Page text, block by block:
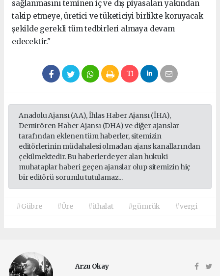
sağlanmasını teminen iç ve dış piyasaları yakından
takip etmeye, üretici ve tüketiciyi birlikte koruyacak
şekilde gerekli tüm tedbirleri almaya devam
edecektir."
Anadolu Ajansı (AA), İhlas Haber Ajansı (İHA),
Demirören Haber Ajansı (DHA) ve diğer ajanslar
tarafından eklenen tüm haberler, sitemizin
editörlerinin müdahalesi olmadan ajans kanallarından
çekilmektedir. Bu haberlerde yer alan hukuki
muhataplar haberi geçen ajanslar olup sitemizin hiç
bir editörü sorumlu tutulamaz...
#Gübre #Üre #ithalat #gümrük #vergi
Arzu Okay